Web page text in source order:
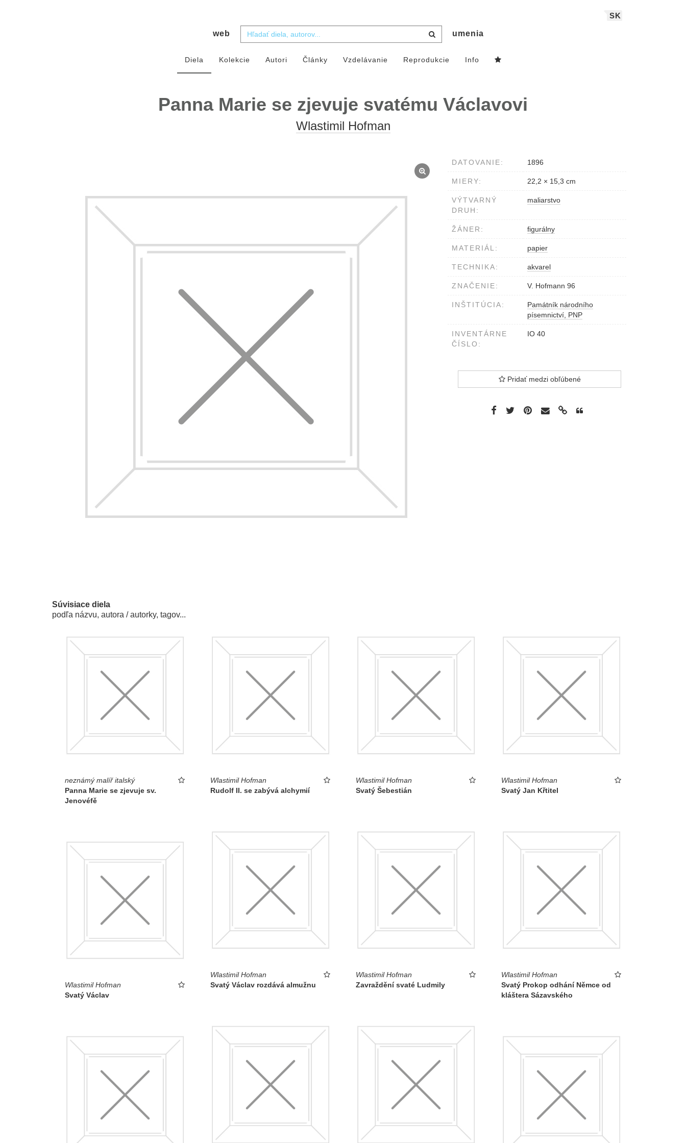
SK
web umenia
Diela Kolekcie Autori Články Vzdelávanie Reprodukcie Info
Panna Marie se zjevuje svatému Václavovi
Wlastimil Hofman
DATOVANIE: 1896
MIERY: 22,2 × 15,3 cm
VÝTVARNÝ
DRUH:
maliarstvo
ŽÁNER: figurálny
MATERIÁL: papier
TECHNIKA: akvarel
ZNAČENIE: V. Hofmann 96
INŠTITÚCIA:
Památník národního
písemnictví, PNP
INVENTÁRNE
ČÍSLO:
IO 40
Pridať medzi obľúbené
Súvisiace diela
podľa názvu, autora / autorky, tagov...
neznámý malíř italský
Panna Marie se zjevuje sv.
Jenovéfě
Wlastimil Hofman
Rudolf II. se zabývá alchymií
Wlastimil Hofman
Svatý Šebestián
Wlastimil Hofman
Svatý Jan Křtitel
Wlastimil Hofman
Svatý Václav rozdává almužnu
Wlastimil Hofman
Zavraždění svaté Ludmily
Wlastimil Hofman
Svatý Prokop odhání Němce od
kláštera Sázavského
Wlastimil Hofman
Svatý Václav